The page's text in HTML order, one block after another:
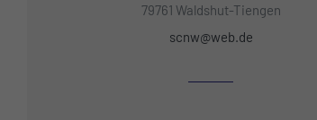
79761 Waldshut-Tiengen
scnw@web.de